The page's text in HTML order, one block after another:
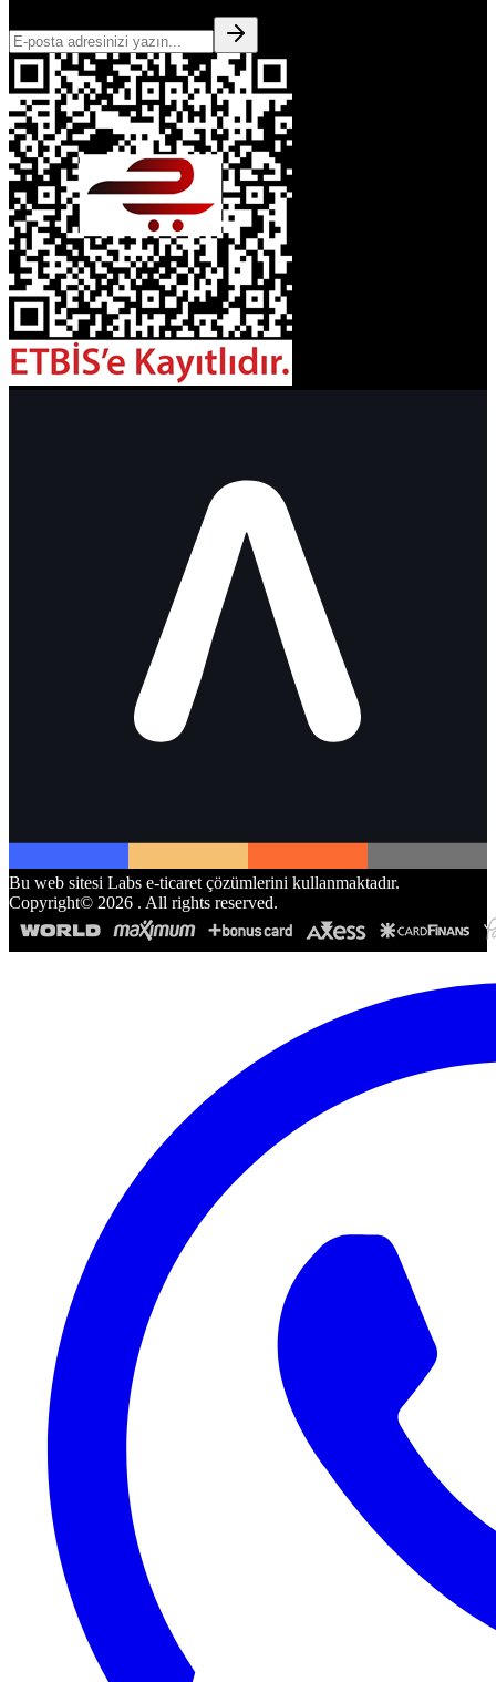
Bu web sitesi Labs e-ticaret çözümlerini kullanmaktadır.
Copyright© 2026 . All rights reserved.